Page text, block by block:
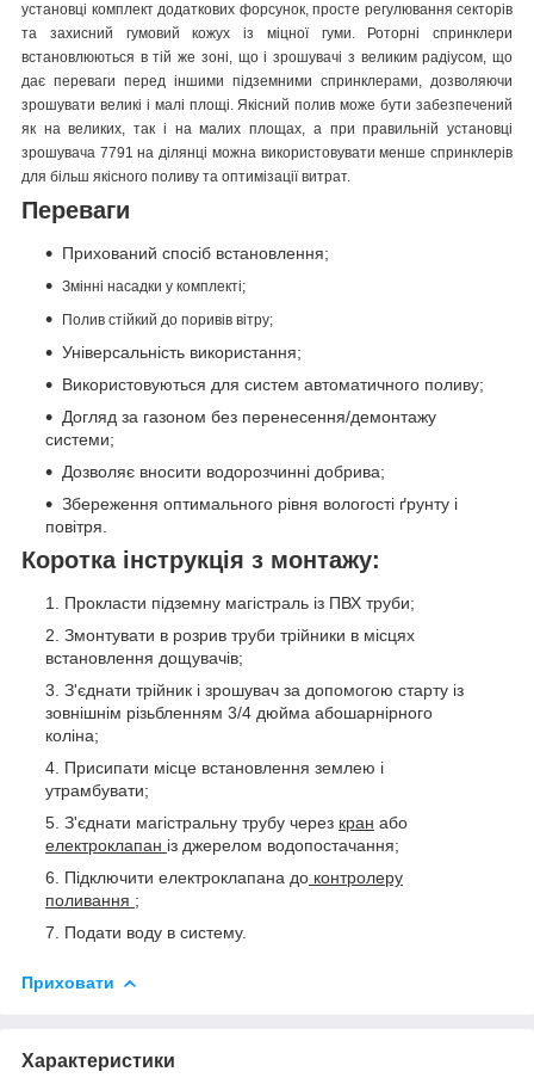
установці комплект додаткових форсунок, просте регулювання секторів
та захисний гумовий кожух із міцної гуми. Роторні спринклери
встановлюються в тій же зоні, що і зрошувачі з великим радіусом, що
дає переваги перед іншими підземними спринклерами, дозволяючи
зрошувати великі і малі площі. Якісний полив може бути забезпечений
як на великих, так і на малих площах, а при правильній установці
зрошувача 7791 на ділянці можна використовувати менше спринклерів
для більш якісного поливу та оптимізації витрат.
Переваги
Прихований спосіб встановлення;
Змінні насадки у комплекті;
Полив стійкий до поривів вітру;
Універсальність використання;
Використовуються для систем автоматичного поливу;
Догляд за газоном без перенесення/демонтажу
системи;
Дозволяє вносити водорозчинні добрива;
Збереження оптимального рівня вологості ґрунту і
повітря.
Коротка інструкція з монтажу:
Прокласти підземну магістраль із ПВХ труби;
Змонтувати в розрив труби трійники в місцях
встановлення дощувачів;
З'єднати трійник і зрошувач за допомогою старту із
зовнішнім різьбленням 3/4 дюйма абошарнірного
коліна;
Присипати місце встановлення землею і
утрамбувати;
З'єднати магістральну трубу через кран або
електроклапан із джерелом водопостачання;
Підключити електроклапана до контролеру
поливання ;
Подати воду в систему.
Приховати
Характеристики